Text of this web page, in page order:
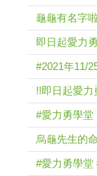
龜龜有名字
即日起愛力
#2021年11/
!!即日起愛
#愛力勇學堂
烏龜先生的
#愛力勇學堂